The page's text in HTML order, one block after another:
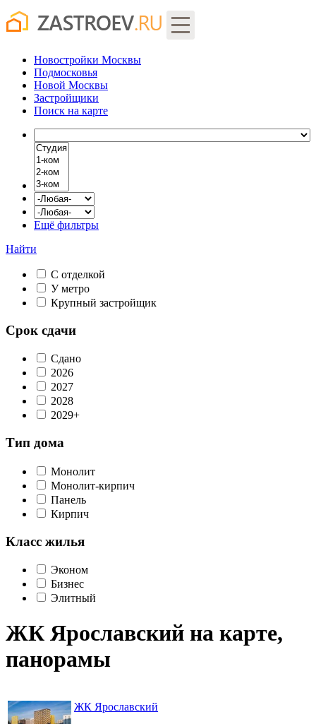
Новостройки Москвы
Подмосковья
Новой Москвы
Застройщики
Поиск на карте
Ещё фильтры
Найти
С отделкой
У метро
Крупный застройщик
Срок сдачи
Сдано
2026
2027
2028
2029+
Тип дома
Монолит
Монолит-кирпич
Панель
Кирпич
Класс жилья
Эконом
Бизнес
Элитный
ЖК Ярославский на карте,
панорамы
ЖК Ярославский